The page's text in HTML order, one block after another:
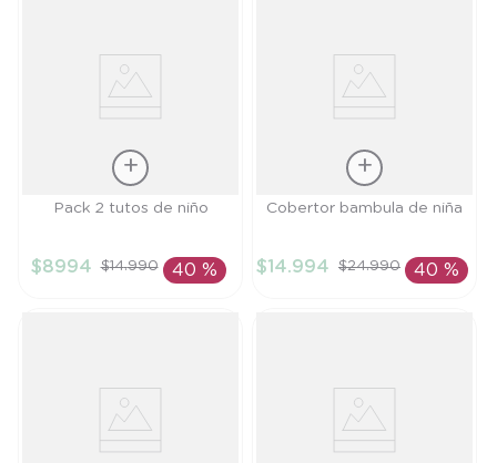
Talla
AÑADIR AL
Pack 2 tutos de niño
$8994 $14.990 40 %
Talla
AÑADIR AL
Cobertor bambula de niña
$14.994 $24.990 40 %